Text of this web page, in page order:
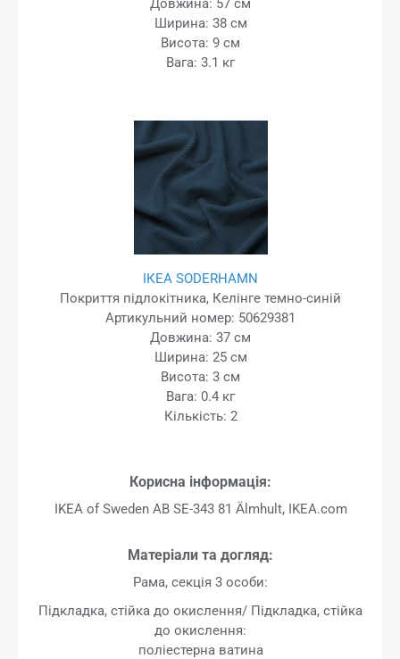
Довжина: 57 см
Ширина: 38 см
Висота: 9 см
Вага: 3.1 кг
ІКЕА SODERHAMN
Покриття підлокітника, Келінге темно-синій
Артикульний номер: 50629381
Довжина: 37 см
Ширина: 25 см
Висота: 3 см
Вага: 0.4 кг
Кількість: 2
Корисна інформація:
IKEA of Sweden AB SE-343 81 Älmhult, IKEA.com
Матеріали та догляд:
Рама, секція 3 особи:
Підкладка, стійка до окислення/ Підкладка, стійка
до окислення:
поліестерна ватина